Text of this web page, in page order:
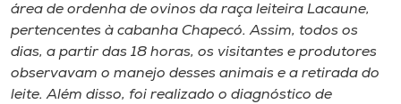
Selecione
o idioma
área de ordenha de ovinos da raça leiteira Lacaune,
pertencentes à cabanha Chapecó. Assim, todos os
dias, a partir das 18 horas, os visitantes e produtores
observavam o manejo desses animais e a retirada do
leite. Além disso, foi realizado o diagnóstico de